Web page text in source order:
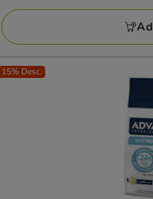
avaliações
190.10€
15% Desc.